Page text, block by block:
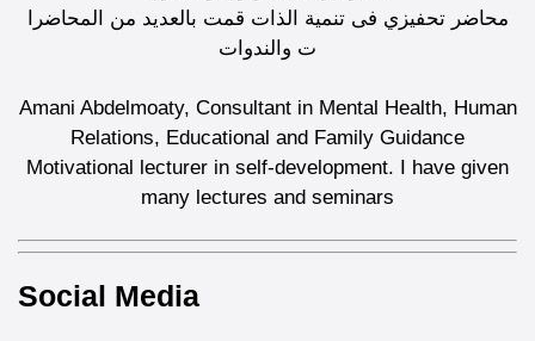
محاضر تحفيزي فى تنمية الذات قمت بالعديد من المحاضرا
ت والندوات
Amani Abdelmoaty, Consultant in Mental Health, Human
Relations, Educational and Family Guidance
Motivational lecturer in self-development. I have given
many lectures and seminars
Social Media